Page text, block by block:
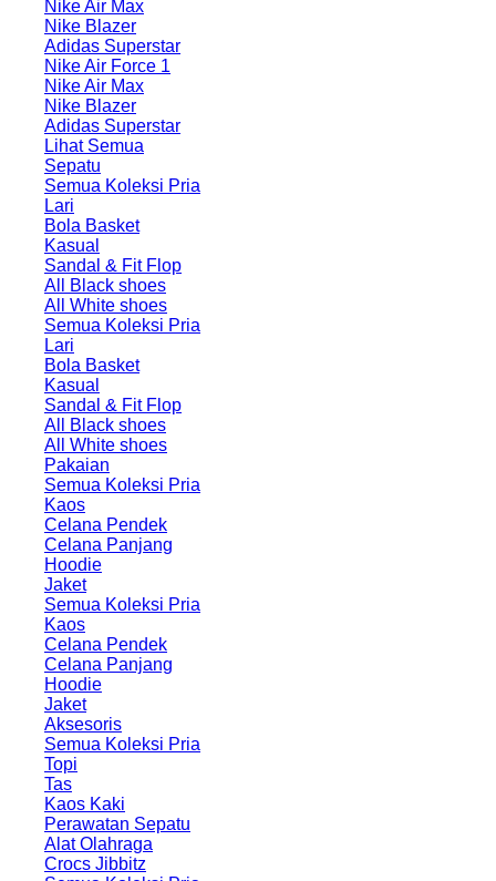
Nike Air Max
Nike Blazer
Adidas Superstar
Nike Air Force 1
Nike Air Max
Nike Blazer
Adidas Superstar
Lihat Semua
Sepatu
Semua Koleksi Pria
Lari
Bola Basket
Kasual
Sandal & Fit Flop
All Black shoes
All White shoes
Semua Koleksi Pria
Lari
Bola Basket
Kasual
Sandal & Fit Flop
All Black shoes
All White shoes
Pakaian
Semua Koleksi Pria
Kaos
Celana Pendek
Celana Panjang
Hoodie
Jaket
Semua Koleksi Pria
Kaos
Celana Pendek
Celana Panjang
Hoodie
Jaket
Aksesoris
Semua Koleksi Pria
Topi
Tas
Kaos Kaki
Perawatan Sepatu
Alat Olahraga
Crocs Jibbitz